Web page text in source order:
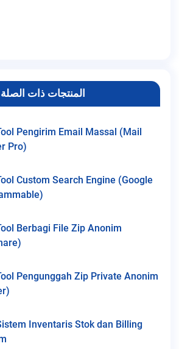
المنتجات ذات الصلة
Pengirim Email Massal (Mail
Pro)
Custom Search Engine (Google
Berbagi File Zip Anonim
Pengunggah Zip Private Anonim
Inventaris Stok dan Billing